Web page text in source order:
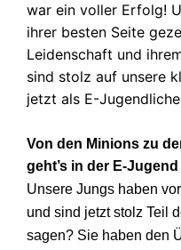
war ein voller Erfolg!
ihrer besten Seite
Leidenschaft und
sind stolz auf unsere
jetzt als E-
Von den Minions zu
geht’s in der E-Jugend
Unsere Jungs haben
und sind jetzt stolz Teil
sagen? Sie haben den